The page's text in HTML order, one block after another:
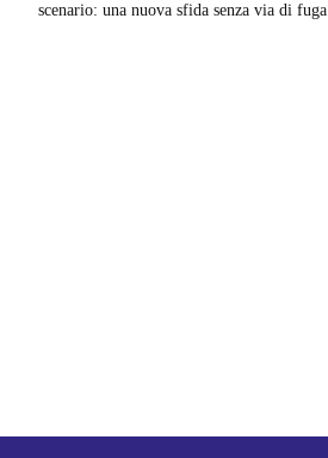
scenario: una nuova sfida senza via di fuga